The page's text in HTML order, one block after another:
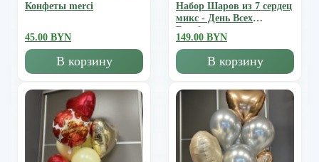
Конфеты merci
45.00 BYN
В корзину
Набор Шаров из 7 сердец
микс - День Всех
Влюбленных
149.00 BYN
В корзину